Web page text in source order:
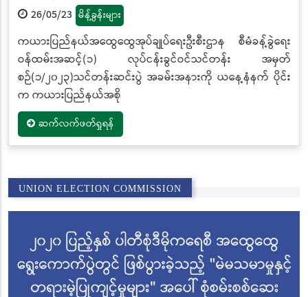
26/05/23 မိန့်ခွန်းများ
ကယားပြည်နယ်အထွေထွေအုပ်ချုပ်ရေးဦးစီးဌာန စီမံခန့်ခွဲရေး
ဝန်ထမ်းအဆင့်(၁) လုပ်ငန်းခွင်ဝင်သင်တန်း အမှတ်
စဉ်(၁/၂၀၂၃)သင်တန်းဆင်းပွဲ အခမ်းအနားကို ယနေ့နံနက် ပိုင်း
က ကယားပြည်နယ်အစို
ဆက်လက်ဖတ်ရှုရန်
UNION ELECTION COMMISSION